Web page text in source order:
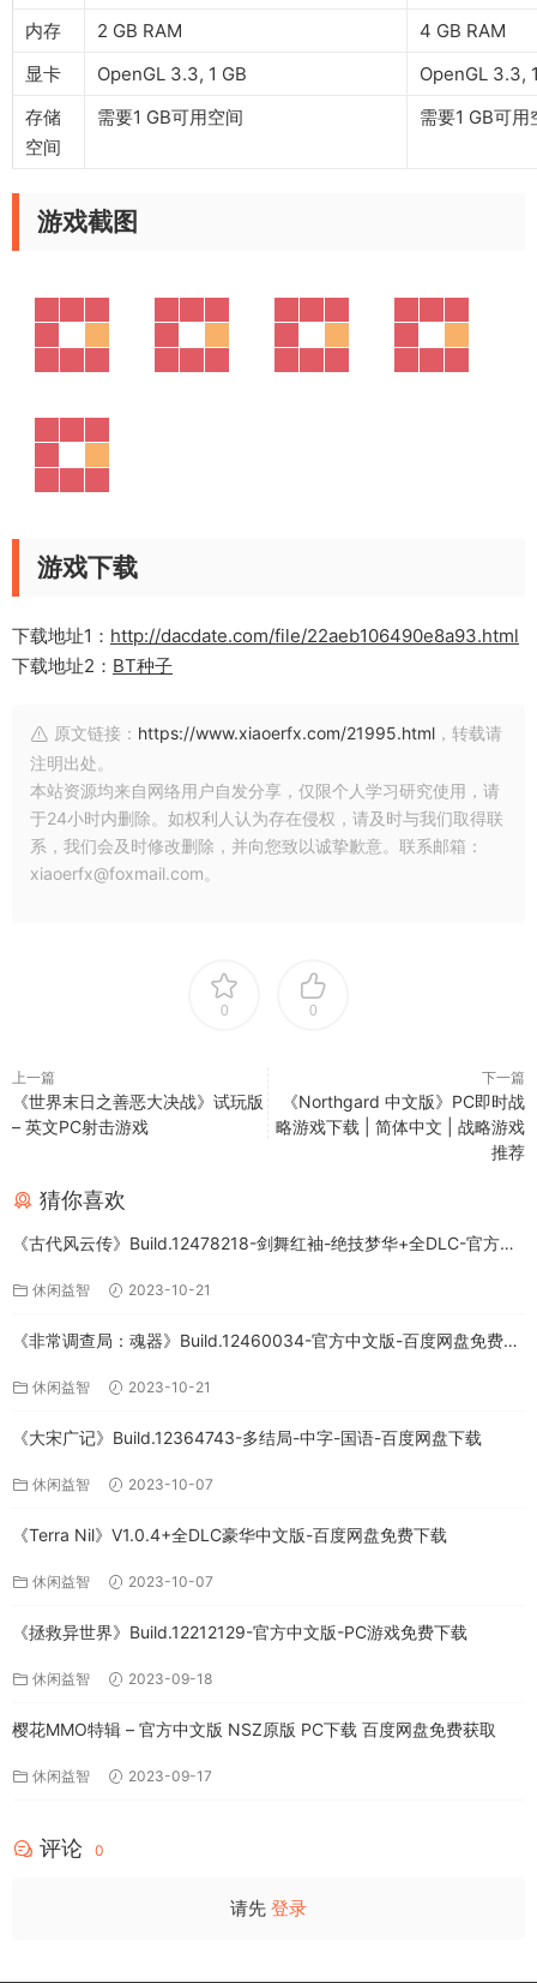
内存 2 GB RAM
4 GB RAM
显卡
OpenGL 3.3, 1 GB
OpenGL 3.3,
存储
空间
需要1 GB可用空间 需要1 GB可用
游戏截图
游戏下载
下载地址1： http://dacdate.com/file/22aeb106490e8a93.html
下载地址2： BT种子
原文链接： https://www.xiaoerfx.com/21995.html ，转载请
注明出处。
本站资源均来自网络用户自发分享，仅限个人学习研究使用，请
于24小时内删除。如权利人认为存在侵权，请及时与我们取得联
系，我们会及时修改删除，并向您致以诚挚歉意。联系邮箱：
xiaoerfx@foxmail.com。
0 0
上一篇
《世界末日之善恶大决战》试玩版
– 英文PC射击游戏
下一篇
《Northgard 中文版》PC即时战
略游戏下载 | 简体中文 | 战略游戏
推荐
猜你喜欢
《古代风云传》Build.12478218-剑舞红袖-绝技梦华+全DLC-官方中
休闲益智 2023-10-21
《非常调查局：魂器》Build.12460034-官方中文版-百度网盘免费下
休闲益智 2023-10-21
《大宋广记》Build.12364743-多结局-中字-国语-百度网盘下载
休闲益智 2023-10-07
《Terra Nil》V1.0.4+全DLC豪华中文版-百度网盘免费下载
休闲益智 2023-10-07
《拯救异世界》Build.12212129-官方中文版-PC游戏免费下载
休闲益智 2023-09-18
樱花MMO特辑 – 官方中文版 NSZ原版 PC下载 百度网盘免费获取
休闲益智 2023-09-17
评论 0
请先 登录